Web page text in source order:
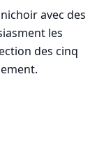
avec des
les
des cinq